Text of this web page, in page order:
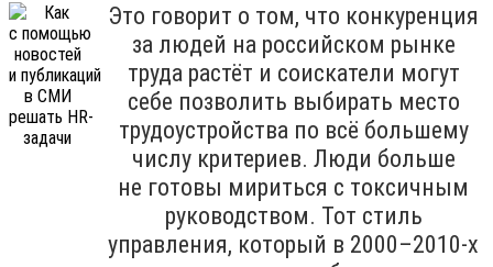
Это говорит о том, что конкуренция
за людей на российском рынке
труда растёт и соискатели могут
себе позволить выбирать место
трудоустройства по всё большему
числу критериев. Люди больше
не готовы мириться с токсичным
руководством. Тот стиль
управления, который в 2000–2010-х